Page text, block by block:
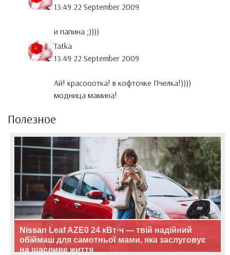
13:49 22 September 2009
и папина ;))))
Tatka
13:49 22 September 2009
Ай! красооотка! в кофточке Пчелка!))))
модница мамина!
Полезное
Nissan Leaf AZE0 24 кВт·ч — твій надійний
обіймаш для самотньої мами, яка заслуговує
на щасливе життя